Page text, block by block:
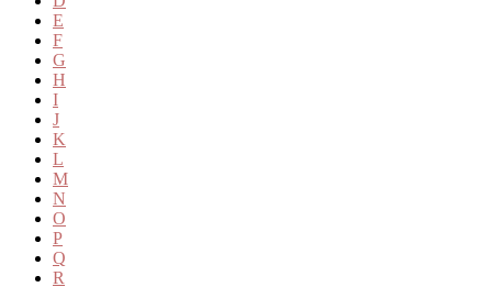
E
F
G
H
I
J
K
L
M
N
O
P
Q
R